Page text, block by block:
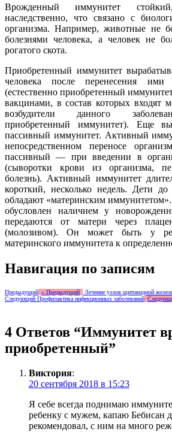
Врожденный иммунитет
наследственно, что связано с
организма. Например, животные не
болезнями человека, а человек не
рогатого скота.
Приобретенный иммунитет
человека после перенесения ими
(естественно приобретенный
вакцинами, в состав которых входят
возбудители данного
приобретенный иммунитет). Еще
пассивный иммунитет. Активный
непосредственном переносе
пассивный — при введении в
(сыворотки крови из организма,
болезнь). Активный иммунитет
короткий, несколько недель. Дети до
обладают «материнским
обусловлен наличием у
передаются от матери через
(молозивом). Он может быть у
материнского иммунитета к
Навигация по записям
Предыдущий « Предыдущий
Лечение узлов щитовидной
Следующий Профилактика инфекционных заболеваний
4 Ответов “Иммунитет
приобретенный”
Виктория:
20 сентября 2018 в 15:23
Я себе всегда поднимаю
ребенку с мужем, капаю Бебисан
рекомендовал, с ним на много